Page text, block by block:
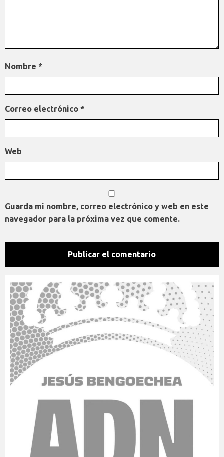
Nombre *
Correo electrónico *
Web
Guarda mi nombre, correo electrónico y web en este
navegador para la próxima vez que comente.